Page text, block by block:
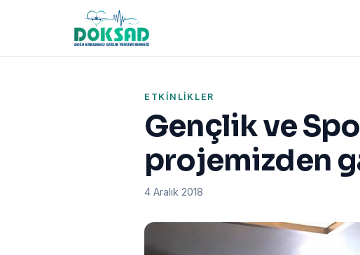
ETKINLIKLER
Gençlik ve
projemizden
4 Aralık 2018